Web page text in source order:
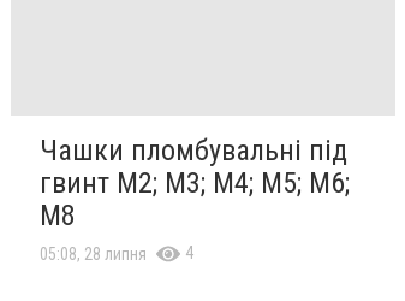
Чашки пломбувальні під
гвинт М2; М3; М4; М5; М6;
М8
05:08, 28 липня 4